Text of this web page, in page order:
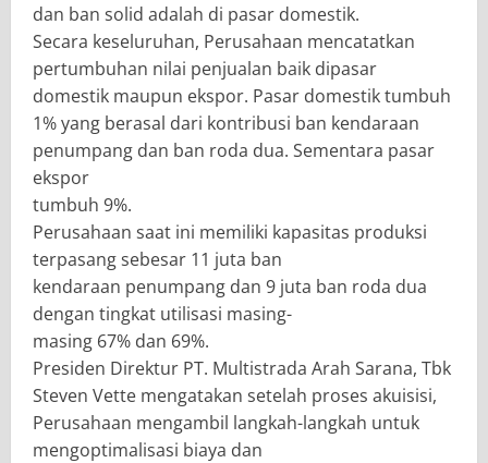
dan ban solid adalah di pasar domestik.
Secara keseluruhan, Perusahaan mencatatkan
pertumbuhan nilai penjualan baik dipasar
domestik maupun ekspor. Pasar domestik tumbuh
1% yang berasal dari kontribusi ban kendaraan
penumpang dan ban roda dua. Sementara pasar
ekspor
tumbuh 9%.
Perusahaan saat ini memiliki kapasitas produksi
terpasang sebesar 11 juta ban
kendaraan penumpang dan 9 juta ban roda dua
dengan tingkat utilisasi masing-
masing 67% dan 69%.
Presiden Direktur PT. Multistrada Arah Sarana, Tbk
Steven Vette mengatakan setelah proses akuisisi,
Perusahaan mengambil langkah-langkah untuk
mengoptimalisasi biaya dan